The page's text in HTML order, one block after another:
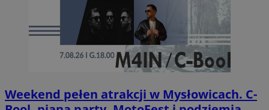
Weekend pełen atrakcji w Mysłowicach. C-